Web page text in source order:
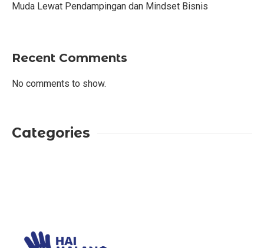
Muda Lewat Pendampingan dan Mindset Bisnis
Recent Comments
No comments to show.
Categories